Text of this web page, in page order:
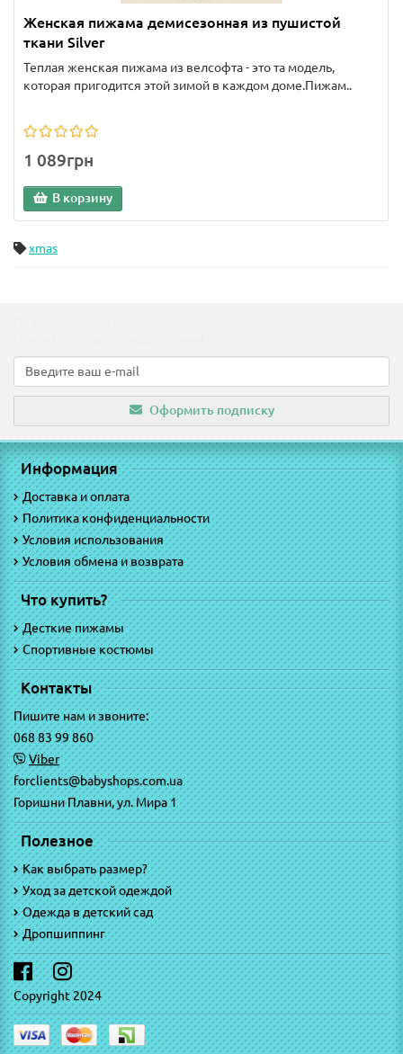
Женская пижама демисезонная из пушистой
ткани Silver
Теплая женская пижама из велсофта - это та модель,
которая пригодится этой зимой в каждом доме.Пижам..
1 089грн
В корзину
xmas
Оформить подписку
Информация
Доставка и оплата
Политика конфиденциальности
Условия использования
Условия обмена и возврата
Что купить?
Десткие пижамы
Спортивные костюмы
Контакты
Пишите нам и звоните:
068 83 99 860
Viber
forclients@babyshops.com.ua
Горишни Плавни, ул. Мира 1
Полезное
Как выбрать размер?
Уход за детской одеждой
Одежда в детский сад
Дропшиппинг
Copyright 2024